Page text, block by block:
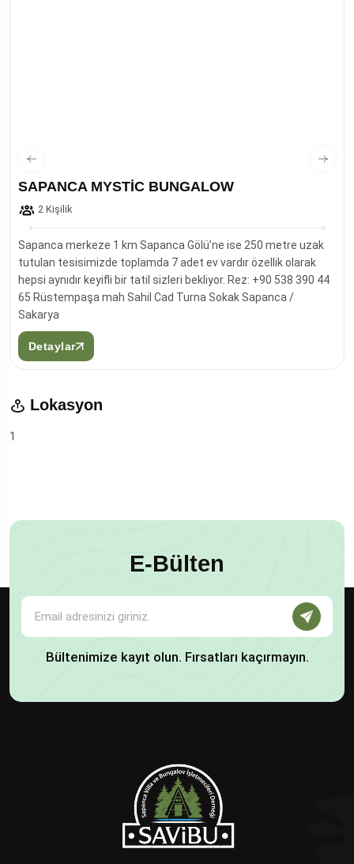
SAPANCA MYSTİC BUNGALOW
2 Kişilik
Sapanca merkeze 1 km Sapanca Gölü’ne ise 250 metre uzak
tutulan tesisimizde toplamda 7 adet ev vardır özellik olarak
hepsi aynıdır keyifli bir tatil sizleri bekliyor. Rez: +90 538 390 44
65 Rüstempaşa mah Sahil Cad Turna Sokak Sapanca /
Sakarya
Detaylar
Lokasyon
1
E-Bülten
Bültenimize kayıt olun. Fırsatları kaçırmayın.